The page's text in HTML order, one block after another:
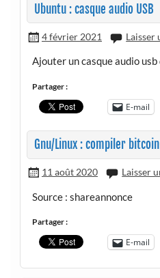
Ubuntu : casque audio USB
4 février 2021 Laisser
Ajouter un casque audio
Partager :
E-mail
Gnu/Linux : compiler
11 août 2020 Laisser
Source : shareannonce
Partager :
E-mail